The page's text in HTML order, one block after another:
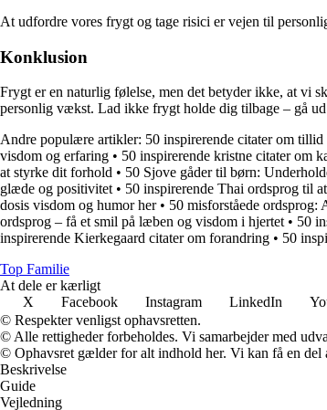
At udfordre vores frygt og tage risici er vejen til
Konklusion
Frygt er en naturlig følelse, men det betyder ikke, at vi
personlig vækst. Lad ikke frygt holde dig tilbage – gå
Andre populære artikler: 50 inspirerende citater om
visdom og erfaring • 50 inspirerende kristne citater om
at styrke dit forhold • 50 Sjove gåder til børn:
glæde og positivitet • 50 inspirerende Thai ordsprog til
dosis visdom og humor her• 50 misforståede ordsprog:
ordsprog – få et smil på læben og visdom i hjertet • 50
inspirerende Kierkegaard citater om forandring • 50
Top Familie
At dele er kærligt
X
Facebook Instagram LinkedIn
© Respekter venligst ophavsretten.
© Alle rettigheder forbeholdes. Vi samarbejder med
© Ophavsret gælder for alt indhold her. Vi kan få en del
Beskrivelse
Guide
Vejledning